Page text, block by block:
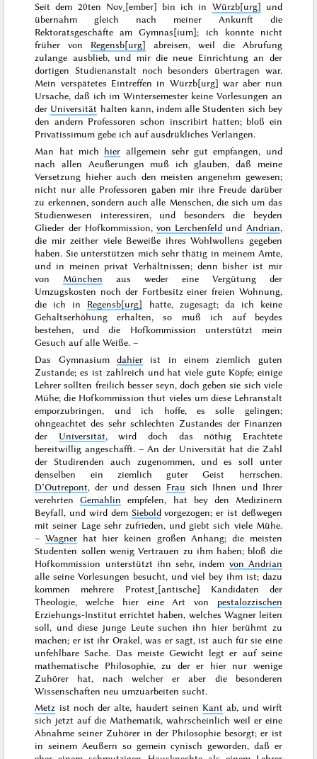
Seit dem 20ten Nov˖[ember] bin ich in Würzb[urg] und
übernahm gleich nach meiner Ankunft die
Rektoratsgeschäfte am Gymnas[ium]; ich konnte nicht
früher von Regensb[urg] abreisen, weil die Abrufung
zulange ausblieb, und mir die neue Einrichtung an der
dortigen Studienanstalt noch besonders übertragen war.
Mein verspätetes Eintreffen in Würzb[urg] war aber nun
Ursache, daß ich im Wintersemester keine Vorlesungen an
der Universität halten kann, indem alle Studenten sich bey
den andern Professoren schon inscribirt hatten; bloß ein
Privatissimum gebe ich auf ausdrükliches Verlangen.
Man hat mich hier allgemein sehr gut empfangen, und
nach allen Aeußerungen muß ich glauben, daß meine
Versetzung hieher auch den meisten angenehm gewesen;
nicht nur alle Professoren gaben mir ihre Freude darüber
zu erkennen, sondern auch alle Menschen, die sich um das
Studienwesen interessiren, und besonders die beyden
Glieder der Hofkommission, von Lerchenfeld und Andrian,
die mir zeither viele Beweiße ihres Wohlwollens gegeben
haben. Sie unterstützen mich sehr thätig in meinem Amte,
und in meinen privat Verhältnissen; denn bisher ist mir
von München aus weder eine Vergütung der
Umzugskosten noch der Fortbesitz einer freien Wohnung,
die ich in Regensb[urg] hatte, zugesagt; da ich keine
Gehaltserhöhung erhalten, so muß ich auf beydes
bestehen, und die Hofkommission unterstützt mein
Gesuch auf alle Weiße. –
Das Gymnasium dahierist in einem ziemlich guten
Zustande; es ist zahlreich und hat viele gute Köpfe; einige
Lehrer sollten freilich besser seyn, doch geben sie sich viele
Mühe; die Hofkommission thut vieles um diese Lehranstalt
emporzubringen, und ich hoffe, es solle gelingen;
ohngeachtet des sehr schlechten Zustandes der Finanzen
der Universität, wird doch das nöthig Erachtete
bereitwillig angeschafft. – An der Universität hat die Zahl
der Studirenden auch zugenommen, und es soll unter
denselben ein ziemlich guter Geist herrschen.
D’Outrepont, der und dessen Frau sich Ihnen und Ihrer
verehrtenGemahlin empfelen, hat bey den Medizinern
Beyfall, und wird dem Sieboldvorgezogen; er ist deßwegen
mit seiner Lage sehr zufrieden, und giebt sich viele Mühe.
– Wagnerhat hier keinen großen Anhang; die meisten
Studenten sollen wenig Vertrauen zu ihm haben; bloß die
Hofkommission unterstützt ihn sehr, indem von Andrian
alle seine Vorlesungen besucht, und viel bey ihm ist; dazu
kommen mehrere Protest˖[antische] Kandidaten der
Theologie, welche hier eine Art von pestalozzischen
Erziehungs-Institut errichtet haben, welches Wagner leiten
soll, und diese junge Leute suchen ihn hier berühmt zu
machen; er ist ihr Orakel, was er sagt, ist auch für sie eine
unfehlbare Sache. Das meiste Gewicht legt er auf seine
mathematische Philosophie, zu der er hier nur wenige
Zuhörer hat, nach welcher er aber die besonderen
Wissenschaften neu umzuarbeiten sucht.
Metz ist noch der alte, haudert seinen Kant ab, und wirft
sich jetzt auf die Mathematik, wahrscheinlich weil er eine
Abnahme seiner Zuhörer in der Philosophie besorgt; er ist
in seinem Aeußern so gemein cynisch geworden, daß er